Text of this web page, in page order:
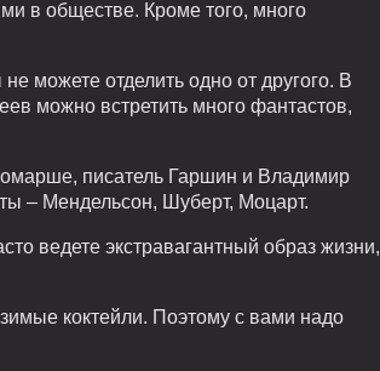
в обществе. Кроме того, много
можете отделить одно от другого. В
можно встретить много фантастов,
писатель Гаршин и Владимир
– Мендельсон, Шуберт, Моцарт.
ведете экстравагантный образ жизни,
коктейли. Поэтому с вами надо